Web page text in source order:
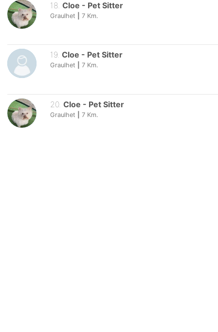
18. Cloe - Pet Sitter
Graulhet 7 Km.
19. Cloe - Pet Sitter
Graulhet 7 Km.
20. Cloe - Pet Sitter
Graulhet 7 Km.